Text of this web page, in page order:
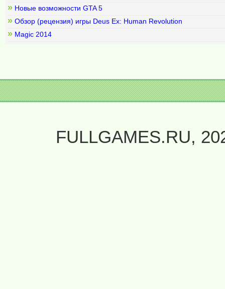
» Новые возможности GTA 5
» Обзор (рецензия) игры Deus Ex: Human Revolution
» Magic 2014
FULLGAMES.RU,